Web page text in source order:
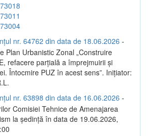
nr. 64762 din data de 18.06.2026 -
Plan Urbanistic Zonal „Construire
refacere parțială a împrejmuirii și
Întocmire PUZ în acest sens”. Inițiator:
nr. 63898 din data de 16.06.2026 -
Comisiei Tehnice de Amenajarea
la ședință în data de 19.06.2026,